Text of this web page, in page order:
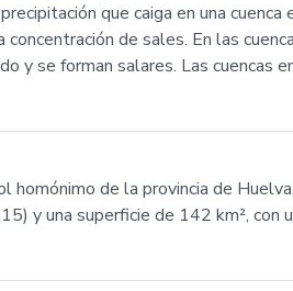
que caiga en una
de sales. En las
y se forman salares. Las cuencas
homónimo de la provincia de
y una superficie de 142 km², con